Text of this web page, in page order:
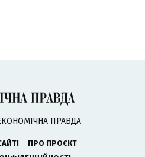
ПРАВДА
ПРО ПРОЄКТ